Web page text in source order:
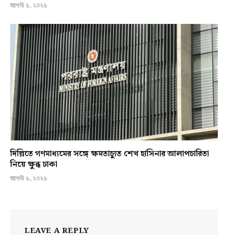
আগস্ট ৬, ২০২৬
দিল্লিতে গণমাধ্যমের সঙ্গে ক্ষমতাচ্যুত শেখ হাসিনার আলাপচারিতা
নিয়ে ক্ষুব্ধ ঢাকা
আগস্ট ৬, ২০২৬
LEAVE A REPLY